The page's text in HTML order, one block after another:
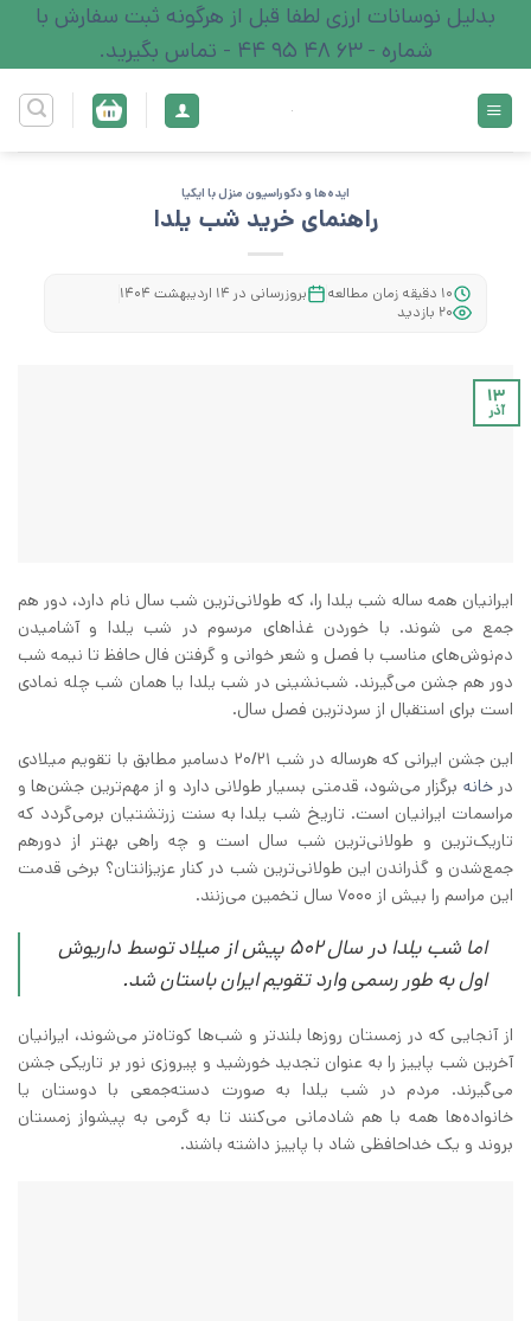
content
بدلیل نوسانات ارزی لطفا قبل از هرگونه ثبت سفارش با
شماره - 63 48 95 44 - تماس بگیرید.
ایده‌ها و دکوراسیون منزل با ایکیا
راهنمای خرید شب یلدا
۱۰ دقیقه زمان مطالعه
بروزرسانی در ۱۴ اردیبهشت ۱۴۰۴
۲۰ بازدید
۱۳
آذر
ایرانیان همه ساله شب یلدا را، که طولانی‌ترین شب سال نام دارد، دور هم
جمع می شوند. با خوردن غذاهای مرسوم در شب یلدا و آشامیدن
دم‌نوش‌های مناسب با فصل و شعر خوانی و گرفتن فال حافظ تا نیمه شب
دور هم جشن می‌گیرند. شب‌نشینی در شب یلدا یا همان شب چله نمادی
است برای استقبال از سردترین فصل سال.
این جشن ایرانی که هر‌ساله در شب ۲۰/۲۱ دسامبر مطابق با تقویم میلادی
درخانه برگزار می‌شود، قدمتی بسیار طولانی دارد و از مهم‌ترین جشن‌ها و
مراسمات ایرانیان است. تاریخ شب یلدا به سنت زرتشتیان برمی‌گردد که
تاریک‌ترین و طولانی‌ترین شب سال است و چه راهی بهتر از دور‌هم
جمع‌شدن و گذراندن این طولانی‌ترین شب در کنار عزیزانتان؟ برخی قدمت
این مراسم را بیش از ۷۰۰۰ سال تخمین می‌زنند.
اما شب یلدا در سال ۵۰۲ پیش از میلاد توسط داریوش
اول به طور رسمی وارد تقویم ایران باستان شد.
از آنجایی که در زمستان روزها بلندتر و شب‌ها کوتاه‌تر می‌شوند، ایرانیان
آخرین شب پاییز را به عنوان تجدید خورشید و پیروزی نور بر تاریکی جشن
می‌گیرند. مردم در شب یلدا به صورت دسته‌جمعی با دوستان یا
خانواده‌ها همه با هم شادمانی می‌کنند تا به گرمی به پیشواز زمستان
بروند و یک خداحافظی شاد با پاییز داشته باشند.